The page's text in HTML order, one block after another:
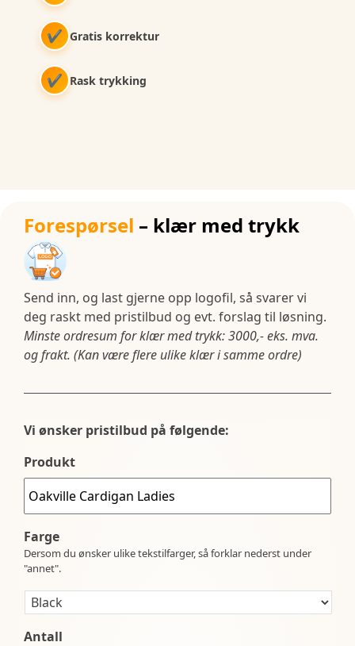
✔ Gratis korrektur
✔ Rask trykking
Forespørsel – klær med trykk
Send inn, og last gjerne opp logofil, så svarer vi
deg raskt med pristilbud og evt. forslag til løsning.
Minste ordresum for klær med trykk: 3000,- eks. mva.
og frakt. (Kan være flere ulike klær i samme ordre)
Vi ønsker pristilbud på følgende:
Produkt
Farge
Dersom du ønsker ulike tekstilfarger, så forklar nederst under
"annet".
Antall